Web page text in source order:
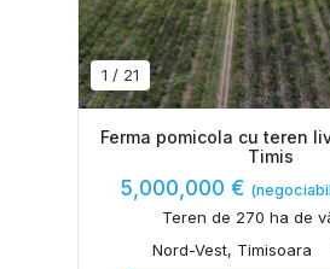
1 / 21
Ferma pomicola cu teren
Timis
5,000,000 €
Teren de 270 ha de
Nord-Vest, Timisoara